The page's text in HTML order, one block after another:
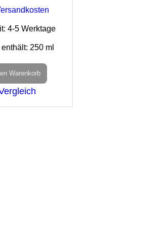
Warenkorb
4-5 Werktage
250 ml